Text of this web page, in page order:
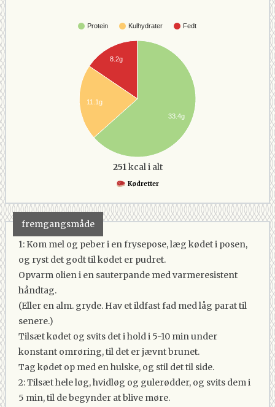
Protein Kulhydrater Fedt
8.2g
11.1g
33.4g
251kcal i alt
Kødretter
fremgangsmåde
1: Kom mel og peber i en frysepose, læg kødet i posen,
og ryst det godt til kødet er pudret.
Opvarm olien i en sauterpande med varmeresistent
håndtag.
(Eller en alm. gryde. Hav et ildfast fad med låg parat til
senere.)
Tilsæt kødet og svits det i hold i 5-10 min under
konstant omrøring, til det er jævnt brunet.
Tag kødet op med en hulske, og stil det til side.
2: Tilsæt hele løg, hvidløg og gulerødder, og svits dem i
5 min, til de begynder at blive møre.